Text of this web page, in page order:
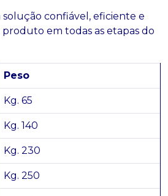
solução confiável, eficiente e
em todas as etapas do
Peso
Kg. 65
Kg. 140
Kg. 230
Kg. 250